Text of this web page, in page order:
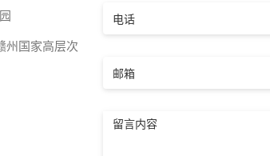
州国家高层次
名
电
邮
留